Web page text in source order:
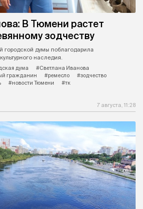
В Тюмени растет
зодчеству
городской думы поблагодарила
наследия.
дума
#Светлана Иванова
гражданин #ремесло
#зодчество
#новости Тюмени #тк
7 августа, 11:28